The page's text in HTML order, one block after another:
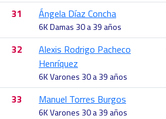
31 Ángela Díaz Concha
6K Damas 30 a 39 años
32
Alexis Rodrigo Pacheco
Henríquez
6K Varones 30 a 39 años
33 Manuel Torres Burgos
6K Varones 30 a 39 años